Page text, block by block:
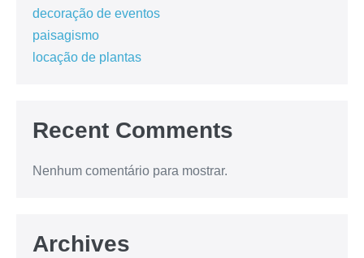
decoração de eventos
paisagismo
locação de plantas
Recent Comments
Nenhum comentário para mostrar.
Archives